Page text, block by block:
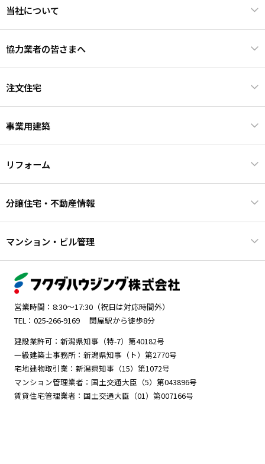
当社について
協力業者の皆さまへ
注文住宅
事業用建築
リフォーム
分譲住宅・不動産情報
マンション・ビル管理
営業時間：8:30～17:30（祝日は対応時間外）
TEL：025-266-9169
関屋駅から徒歩8分
建設業許可：新潟県知事（特-7）第40182号
一級建築士事務所：新潟県知事（ト）第2770号
宅地建物取引業：新潟県知事（15）第1072号
マンション管理業者：国土交通大臣（5）第043896号
賃貸住宅管理業者：国土交通大臣（01）第007166号